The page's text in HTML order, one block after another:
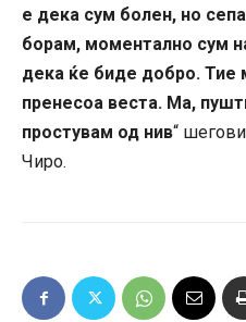
е дека сум болен, но
борам, моментално сум
дека ќе биде добро. Тие
пренесоа веста. Ма,
простувам од нив“
Чиро.